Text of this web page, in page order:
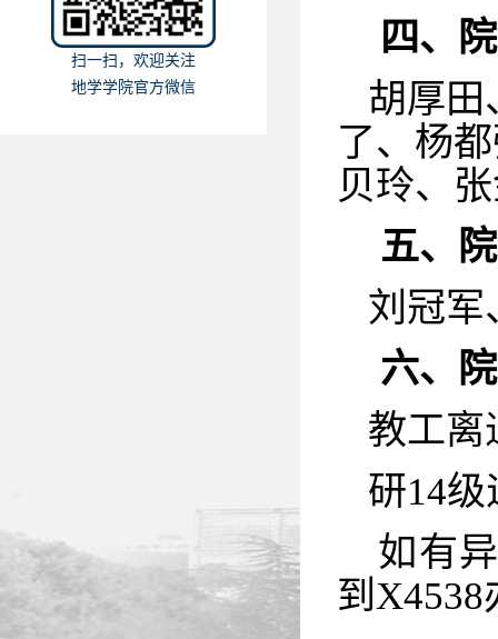
扫一扫，欢迎关注
地学学院官方微信
四、
胡厚田
了、杨
贝玲、
五、
刘冠军
六、
教工离
研14
如有
到